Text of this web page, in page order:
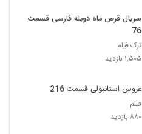
سریال قرص ماه دوبله فارسی قسمت
76
ترک فیلم
۱,۵۰۵ بازدید
عروس استانبولی قسمت 216
فیلم
۸۸۰ بازدید